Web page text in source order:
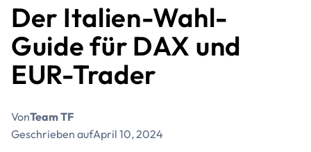
Der Italien-Wahl-
Guide für DAX und
EUR-Trader
VonTeam TF
Geschrieben aufApril 10, 2024